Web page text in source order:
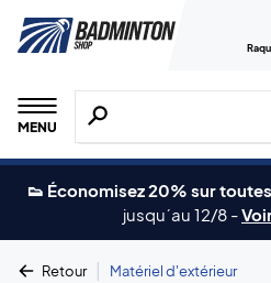
MENU
Recherche de
👟 Économisez 20% sur
jusqu´au 12/8 -
Retour | Matériel d'extérieur